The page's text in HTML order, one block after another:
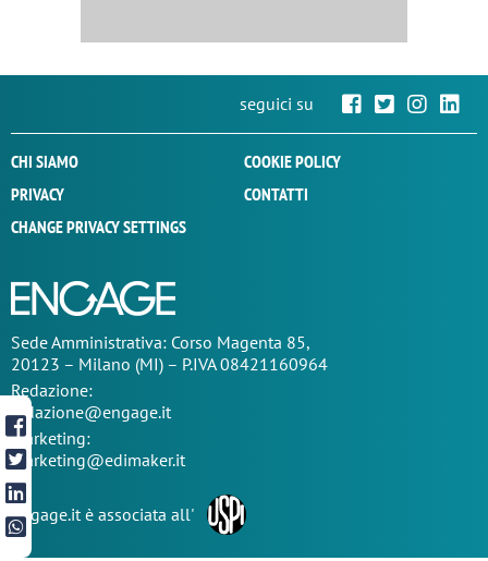
seguici su
CHI SIAMO
COOKIE POLICY
PRIVACY
CONTATTI
CHANGE PRIVACY SETTINGS
SedeAmministrativa: Corso Magenta 85,
20123 – Milano (MI) – P.IVA 08421160964
Redazione:
redazione@engage.it
Marketing:
marketing@edimaker.it
Engage.it è associata all'